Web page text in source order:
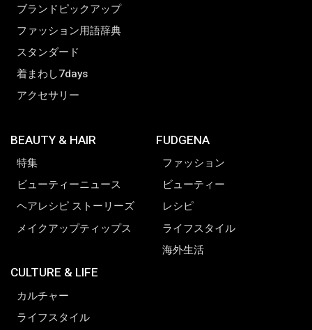
ブランドピックアップ
ファッション用語辞典
スタンダード
着まわし7days
アクセサリー
BEAUTY & HAIR
特集
ビューティーニュース
ヘアレシピ ストーリーズ
メイクアップティップス
CULTURE & LIFE
カルチャー
ライフスタイル
FUDGENA
ファッション
ビューティー
レシピ
ライフスタイル
海外生活